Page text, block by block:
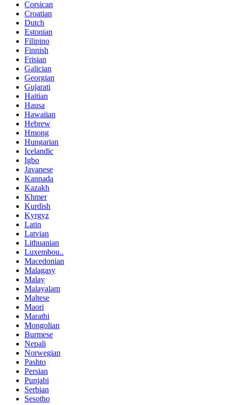
Corsican
Croatian
Dutch
Estonian
Filipino
Finnish
Frisian
Galician
Georgian
Gujarati
Haitian
Hausa
Hawaiian
Hebrew
Hmong
Hungarian
Icelandic
Igbo
Javanese
Kannada
Kazakh
Khmer
Kurdish
Kyrgyz
Latin
Latvian
Lithuanian
Luxembou..
Macedonian
Malagasy
Malay
Malayalam
Maltese
Maori
Marathi
Mongolian
Burmese
Nepali
Norwegian
Pashto
Persian
Punjabi
Serbian
Sesotho